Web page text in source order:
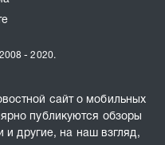
- 2020.
сайт о мобильных
публикуются обзоры
и другие, на наш взгляд,